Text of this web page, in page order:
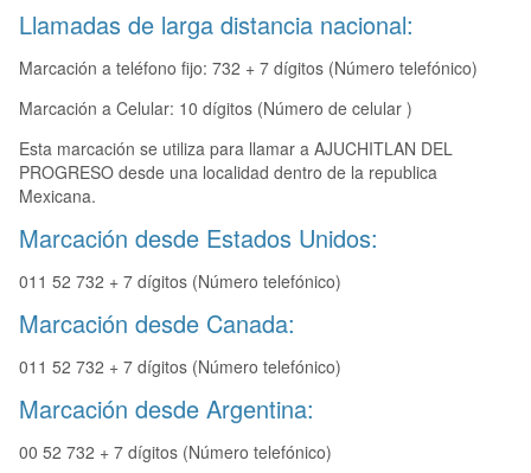
Llamadas de larga distancia nacional:
Marcación a teléfono fijo: 732 + 7 dígitos (Número telefónico)
Marcación a Celular: 10 dígitos (Número de celular )
Esta marcación se utiliza para llamar a AJUCHITLAN DEL
PROGRESO desde una localidad dentro de la republica
Mexicana.
Marcación desde Estados Unidos:
011 52 732 + 7 dígitos (Número telefónico)
Marcación desde Canada:
011 52 732 + 7 dígitos (Número telefónico)
Marcación desde Argentina:
00 52 732 + 7 dígitos (Número telefónico)